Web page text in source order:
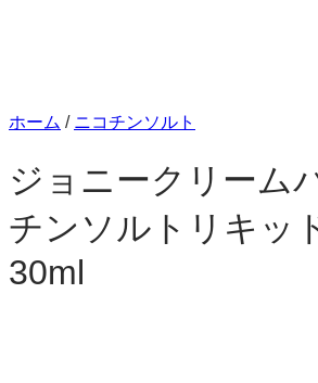
ホーム / ニコチンソルト
ジョニークリーム
チンソルトリキッ
30ml